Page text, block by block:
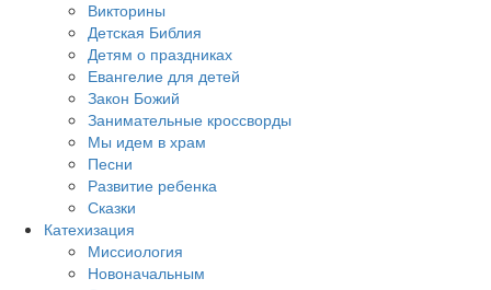
Викторины
Детская Библия
Детям о праздниках
Евангелие для детей
Закон Божий
Занимательные кроссворды
Мы идем в храм
Песни
Развитие ребенка
Сказки
Катехизация
Миссиология
Новоначальным